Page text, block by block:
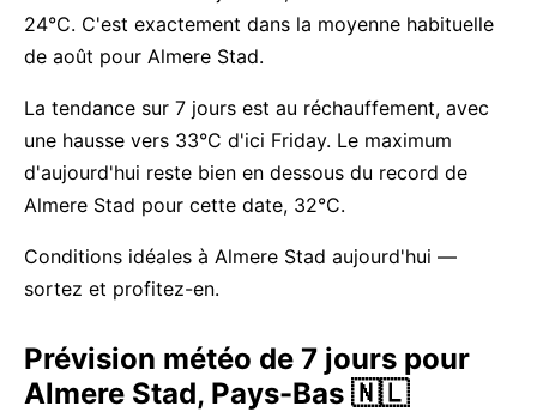
24°C. C'est exactement dans la moyenne habituelle
de août pour Almere Stad.
La tendance sur 7 jours est au réchauffement, avec
une hausse vers 33°C d'ici Friday. Le maximum
d'aujourd'hui reste bien en dessous du record de
Almere Stad pour cette date, 32°C.
Conditions idéales à Almere Stad aujourd'hui —
sortez et profitez-en.
Prévision météo de 7 jours pour
Almere Stad, Pays-Bas 🇳🇱